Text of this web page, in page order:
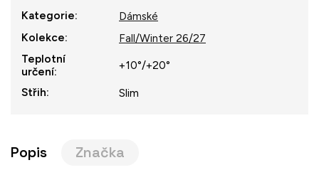
Kategorie:
Dámské
Kolekce:
Fall/Winter 26/27
Teplotní
určení:
+10°/+20°
Střih: Slim
Popis Značka